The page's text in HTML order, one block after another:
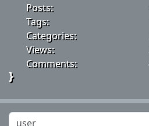
Posts:
Tags:
Categories:
Views:
Comments:
}